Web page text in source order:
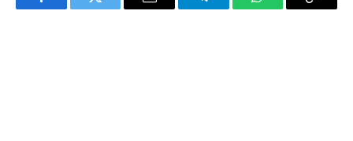
FacebookTwitter Email TelegramWhatsAppCopy